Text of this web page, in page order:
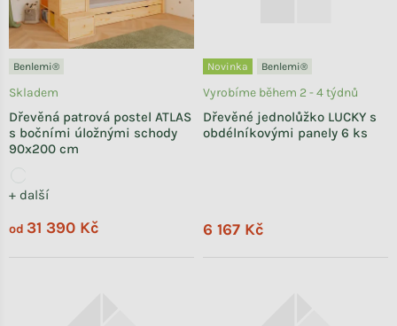
Benlemi®
Dřevěná patrová postel ATLAS
s bočními úložnými schody
90x200 cm
+ další
Skladem
od 31 390 Kč
Novinka Benlemi®
Dřevěné jednolůžko LUCKY s
obdélníkovými panely 6 ks
Vyrobíme během 2 - 4 týdnů
6 167 Kč